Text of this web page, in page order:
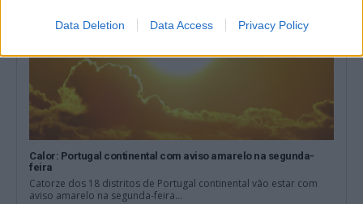
Data Deletion Data Access Privacy Policy
Calor: Portugal continental com aviso amarelo na segunda-
feira
Catorze dos 18 distritos de Portugal continental vão estar com
aviso amarelo na segunda-feira...